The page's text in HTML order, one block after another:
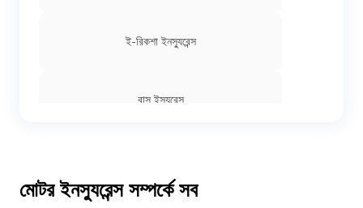
ই-রিকশা ইনস্যুরেন্স
বাস ইন্স্যুরেন্স
মোটর ইনস্যুরেন্স সম্পর্কে সব